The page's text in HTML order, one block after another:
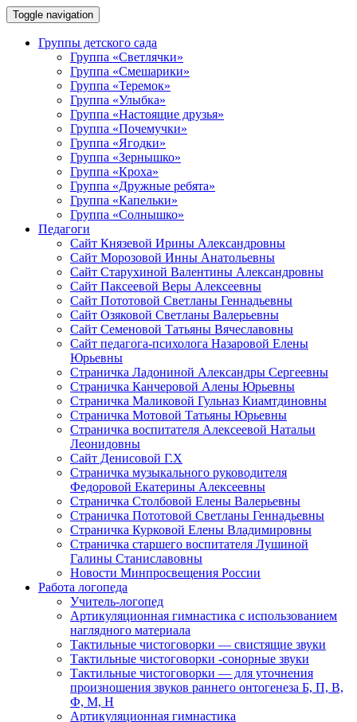
Toggle navigation
Группы детского сада
Группа «Светлячки»
Группа «Смешарики»
Группа «Теремок»
Группа «Улыбка»
Группа «Настоящие друзья»
Группа «Почемучки»
Группа «Ягодки»
Группа «Зернышко»
Группа «Кроха»
Группа «Дружные ребята»
Группа «Капельки»
Группа «Солнышко»
Педагоги
Сайт Князевой Ирины Александровны
Сайт Морозовой Инны Анатольевны
Сайт Старухиной Валентины Александровны
Сайт Паксеевой Веры Алексеевны
Сайт Пототовой Светланы Геннадьевны
Сайт Озяковой Светланы Валерьевны
Сайт Семеновой Татьяны Вячеславовны
Сайт педагога-психолога Назаровой Елены
Юрьевны
Страничка Ладониной Александры Сергеевны
Страничка Канчеровой Алены Юрьевны
Страничка Маликовой Гульназ Киамтдиновны
Страничка Мотовой Татьяны Юрьевны
Cтраничка воспитателя Алексеевой Натальи
Леонидовны
Сайт Денисовой Г.Х
Страничка музыкального руководителя
Федоровой Екатерины Алексеевны
Страничка Столбовой Елены Валерьевны
Страничка Пототовой Светланы Геннадьевны
Страничка Курковой Елены Владимировны
Страничка старшего воспитателя Лушиной
Галины Станиславовны
Новости Минпросвещения России
Работа логопеда
Учитель-логопед
Артикуляционная гимнастика с использованием
наглядного материала
Тактильные чистоговорки — свистящие звуки
Тактильные чистоговорки -сонорные звуки
Тактильные чистоговорки — для уточнения
произношения звуков раннего онтогенеза Б, П, В,
Ф, М, Н
Артикуляционная гимнастика